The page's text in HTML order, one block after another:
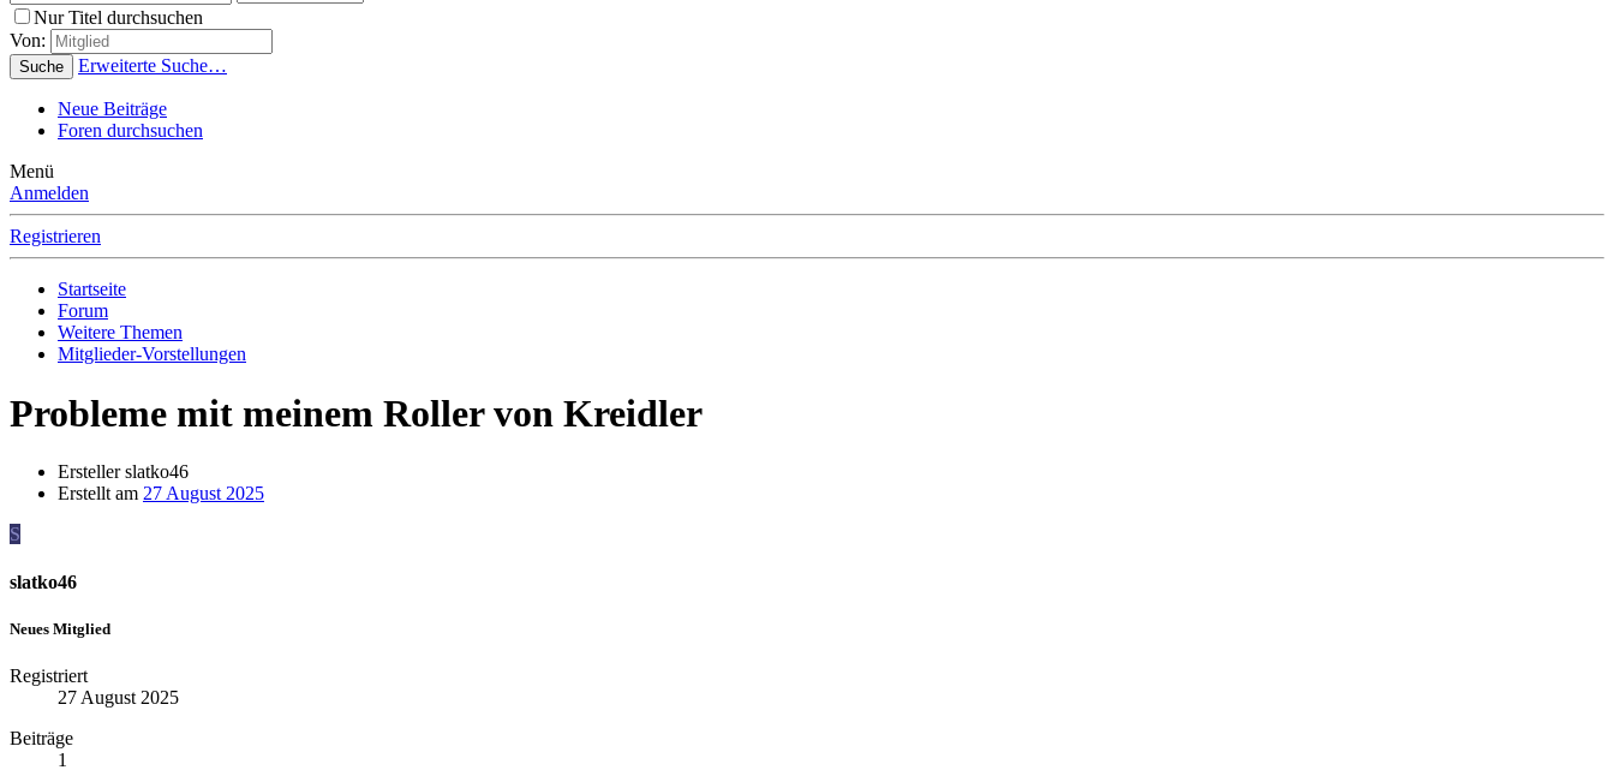
Nur Titel durchsuchen
Von:
Suche Erweiterte Suche…
Neue Beiträge
Foren durchsuchen
Menü
Anmelden
Registrieren
Startseite
Forum
Weitere Themen
Mitglieder-Vorstellungen
Probleme mit meinem Roller von Kreidler
Erstellerslatko46
Erstellt am 27 August 2025
S
slatko46
Neues Mitglied
Registriert
27 August 2025
Beiträge
1